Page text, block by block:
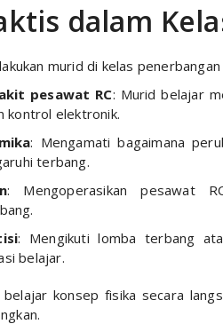
dalam
murid di kelas penerbangan
pesawat RC: Murid belajar
kontrol elektronik.
: Mengamati bagaimana
terbang.
: Mengoperasikan pesawat
: Mengikuti lomba terbang
belajar.
konsep fisika secara